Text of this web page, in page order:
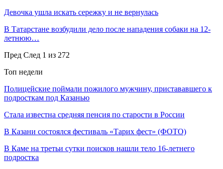
Девочка ушла искать сережку и не вернулась
В Татарстане возбудили дело после нападения собаки на 12-
летнюю…
Пред След 1 из 272
Топ недели
Полицейские поймали пожилого мужчину, пристававшего к
подросткам под Казанью
Стала известна средняя пенсия по старости в России
В Казани состоялся фестиваль «Тарих фест» (ФОТО)
В Каме на третьи сутки поисков нашли тело 16-летнего
подростка